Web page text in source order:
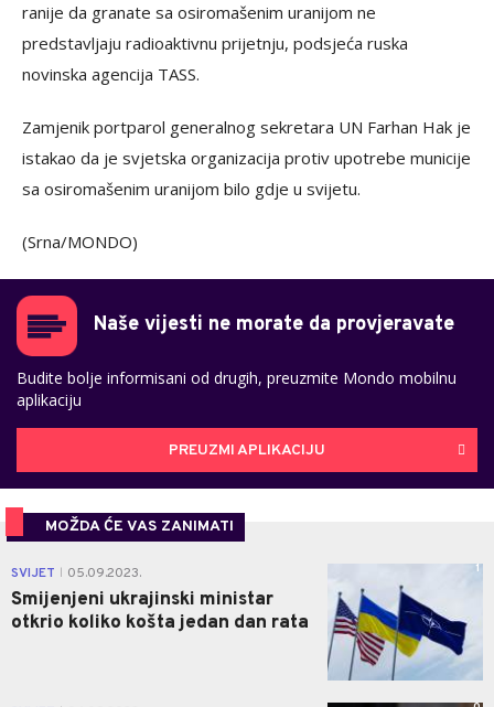
ranije da granate sa osiromašenim uranijom ne
predstavljaju radioaktivnu prijetnju, podsjeća ruska
novinska agencija TASS.
Zamjenik portparol generalnog sekretara UN Farhan Hak je
istakao da je svjetska organizacija protiv upotrebe municije
sa osiromašenim uranijom bilo gdje u svijetu.
(Srna/MONDO)
Naše vijesti ne morate da provjeravate
Budite bolje informisani od drugih, preuzmite Mondo mobilnu
aplikaciju
PREUZMI APLIKACIJU
MOŽDA ĆE VAS ZANIMATI
SVIJET 05.09.2023.
Smijenjeni ukrajinski ministar
otkrio koliko košta jedan dan rata
1